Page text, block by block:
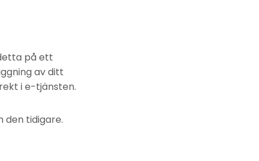
på ett
av ditt
i e-tjänsten.
den tidigare.